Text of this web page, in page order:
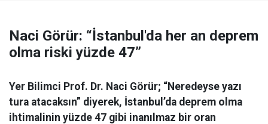
Naci Görür: “İstanbul'da her an deprem
olma riski yüzde 47”
Yer Bilimci Prof. Dr. Naci Görür; “Neredeyse yazı
tura atacaksın” diyerek, İstanbul’da deprem olma
ihtimalinin yüzde 47 gibi inanılmaz bir oran